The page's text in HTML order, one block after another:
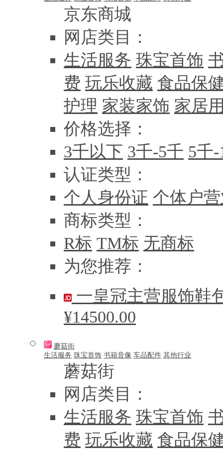
京东商城
网店类目：
生活服务 珠宝首饰
费 玩乐收藏 食品保
护理 家装家饰 家居
价格选择：
3千以下 3千-5千 5千
认证类型：
个人身份证 个体户
商标类型：
R标 TM标 无商标
为您推荐：
一皇冠主营服饰鞋
¥14500.00
蘑菇街
生活服务 珠宝首饰 书籍音像 车品配件 其他行业
蘑菇街
网店类目：
生活服务 珠宝首饰
费 玩乐收藏 食品保